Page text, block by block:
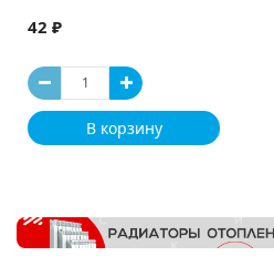
42 ₽
В корзину